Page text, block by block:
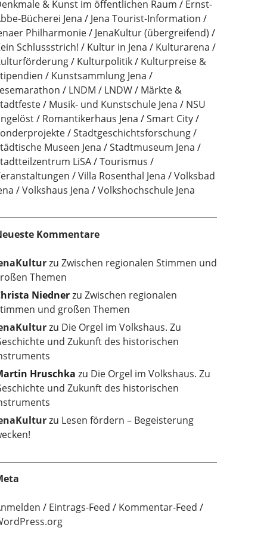
& Kunst im öffentlichen Raum
Ernst-
Bücherei Jena
Jena Tourist-Information
Philharmonie
JenaKultur (übergreifend)
Schlussstrich!
Kultur in Jena
Kulturarena
Kulturpolitik
Kulturpreise &
Kunstsammlung Jena
LNDM LNDW
Märkte &
Musik- und Kunstschule Jena
NSU
Romantikerhaus Jena
Smart City
Stadtgeschichtsforschung
Museen Jena
Stadtmuseum Jena
LiSA
Tourismus
Villa Rosenthal Jena
Volksbad
Volkshaus Jena Volkshochschule Jena
Kommentare
zu Zwischen regionalen Stimmen und
Themen
Niednerzu Zwischen regionalen
und großen Themen
zu Die Orgel im Volkshaus. Zu
und Zukunft des historischen
Hruschka zu Die Orgel im Volkshaus. Zu
und Zukunft des historischen
zu Lesen fördern – Begeisterung
Eintrags-Feed
Kommentar-Feed